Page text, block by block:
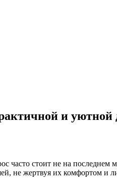
и уютной
стоит не на последнем
не жертвуя их комфортом и